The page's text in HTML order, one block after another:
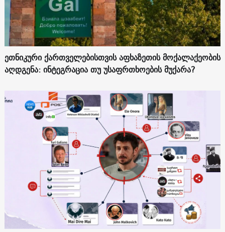
ეთნიკური ქართველებისთვის აფხაზეთის მოქალაქეობის
აღდგენა: ინტეგრაცია თუ უსაფრთხოების მუქარა?